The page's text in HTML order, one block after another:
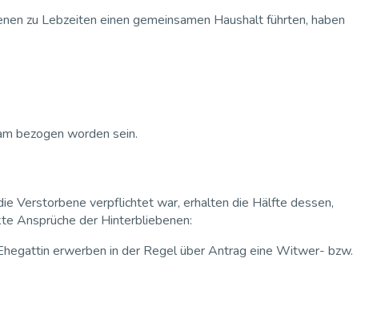
zu Lebzeiten einen gemeinsamen Haushalt führten, haben
bezogen worden sein.
Verstorbene verpflichtet war, erhalten die Hälfte dessen,
Ansprüche der Hinterbliebenen:
erwerben in der Regel über Antrag eine Witwer- bzw.